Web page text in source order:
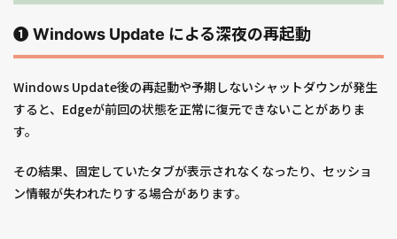
❶ Windows Update による深夜の再起動
Windows Update後の再起動や予期しないシャットダウンが発生
すると、Edgeが前回の状態を正常に復元できないことがありま
す。
その結果、固定していたタブが表示されなくなったり、セッショ
ン情報が失われたりする場合があります。